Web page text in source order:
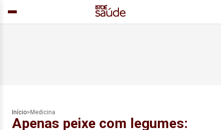
Início> Medicina
Apenas peixe com legumes: